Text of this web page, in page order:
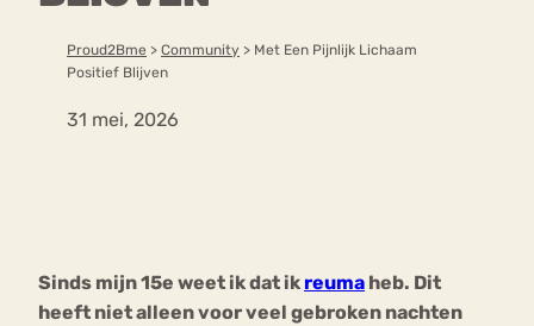
Proud2Bme > Community > Met Een Pijnlijk Lichaam
Positief Blijven
31 mei, 2026
Sinds mijn 15e weet ik dat ik reuma heb. Dit
heeft niet alleen voor veel gebroken nachten
Forum
VEEL GEZOCHTE TERMEN
osa